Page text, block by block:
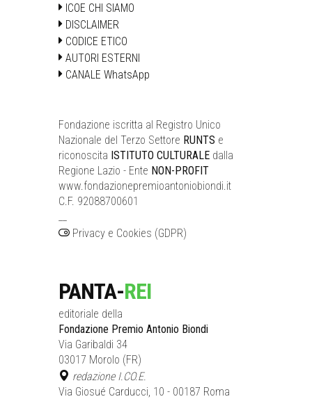
ICOE CHI SIAMO
DISCLAIMER
CODICE ETICO
AUTORI ESTERNI
CANALE WhatsApp
Fondazione iscritta al Registro Unico
Nazionale del Terzo Settore RUNTS e
riconoscita ISTITUTO CULTURALE dalla
Regione Lazio - Ente NON-PROFIT
www.fondazionepremioantoniobiondi.it
C.F. 92088700601
Privacy e Cookies (GDPR)
PANTA-REI
editoriale della
Fondazione Premio Antonio Biondi
Via Garibaldi 34
03017 Morolo (FR)
redazione I.CO.E.
Via Giosué Carducci, 10 - 00187 Roma